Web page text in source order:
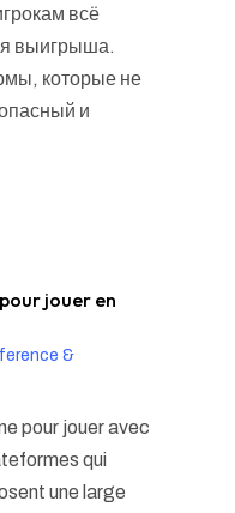
всё
выигрыша.
которые не
и
jouer en
&
pour jouer avec
qui
une large